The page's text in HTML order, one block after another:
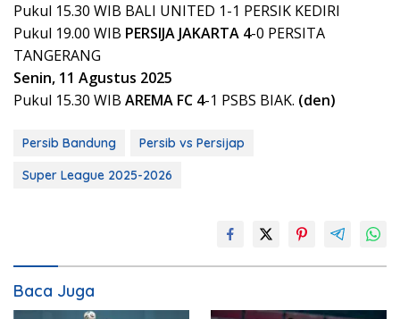
Pukul 15.30 WIB BALI UNITED 1-1 PERSIK KEDIRI
Pukul 19.00 WIB PERSIJA JAKARTA 4-0 PERSITA
TANGERANG
Senin, 11 Agustus 2025
Pukul 15.30 WIB AREMA FC 4-1 PSBS BIAK. (den)
Persib Bandung
Persib vs Persijap
Super League 2025-2026
Baca Juga